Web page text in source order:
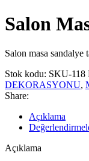
Salon
Salon masa sandalye
Stok kodu: SKU-118
DEKORASYONU,
Share:
Açıklama
Açıklama